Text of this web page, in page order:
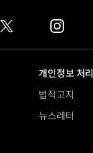
GROUP
twitter
개인정보 처
법적고지
뉴스레터